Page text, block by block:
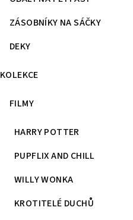
ZÁSOBNÍKY NA SÁČKY
DEKY
KOLEKCE
FILMY
HARRY POTTER
PUPFLIX AND CHILL
WILLY WONKA
KROTITELÉ DUCHŮ